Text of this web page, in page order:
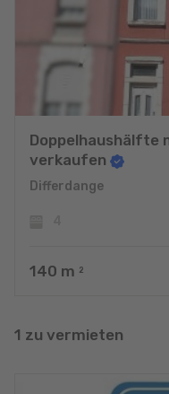
Doppelhaushälfte
verkaufen
Differdange
140 m 2
1 zu vermieten